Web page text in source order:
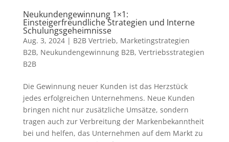
Neukundengewinnung 1×1:
Einsteigerfreundliche Strategien und Interne
Schulungsgeheimnisse
Aug. 3, 2024| B2B Vertrieb, Marketingstrategien
B2B, Neukundengewinnung B2B, Vertriebsstrategien
B2B
Die Gewinnung neuer Kunden ist das Herzstück
jedes erfolgreichen Unternehmens. Neue Kunden
bringen nicht nur zusätzliche Umsätze, sondern
tragen auch zur Verbreitung der Markenbekanntheit
bei und helfen, das Unternehmen auf dem Markt zu